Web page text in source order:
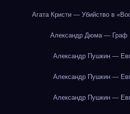
Агата Кристи — Убийство в
Александр Дюма — Граф
Александр Пушкин —
Александр Пушкин —
Александр Пушкин —